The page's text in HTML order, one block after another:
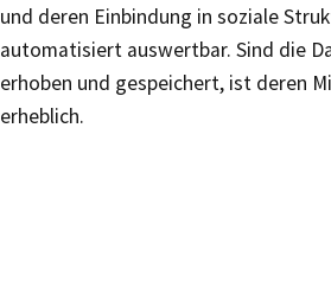
und deren Einbindung in soziale
automatisiert auswertbar. Sind die
erhoben und gespeichert, ist deren
erheblich.